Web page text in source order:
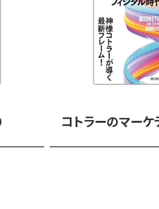
Kotler）
ッグ経営大学院マーケティ
＆サン国際マーケティン
みなされている。ウォー
コトラーのマー